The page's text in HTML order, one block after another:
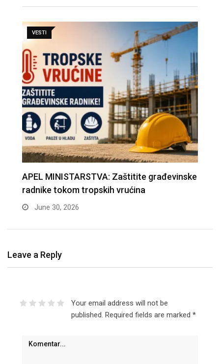
VESTI
APEL MINISTARSTVA: Zaštitite građevinske
radnike tokom tropskih vrućina
June 30, 2026
Leave a Reply
Your email address will not be
published. Required fields are marked *